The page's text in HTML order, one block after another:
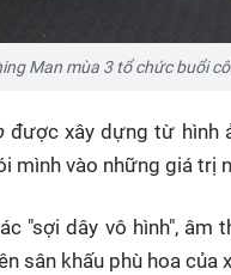
Man mùa 3 tổ chức buổi
được xây dựng từ hình
mình vào những giá trị
"sợi dây vô hình", âm
sân khấu phù hoa của